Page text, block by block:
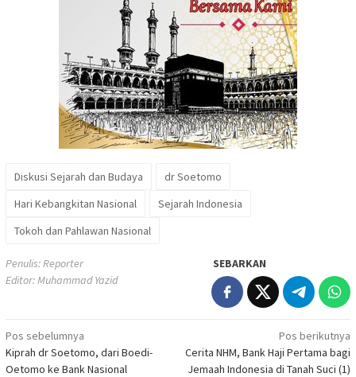
Diskusi Sejarah dan Budaya
dr Soetomo
Hari Kebangkitan Nasional
Sejarah Indonesia
Tokoh dan Pahlawan Nasional
Penulis: Reporter
Editor: Muhammad Yazid
SEBARKAN
Navigasi
pos
Pos sebelumnya
Kiprah dr Soetomo, dari Boedi-
Oetomo ke Bank Nasional
Pos berikutnya
Cerita NHM, Bank Haji Pertama bagi
Jemaah Indonesia di Tanah Suci (1)